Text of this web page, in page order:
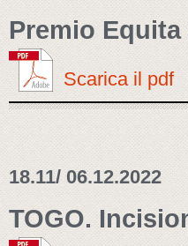
Premio Equita
Scarica il pdf
18.11/ 06.12.2022
TOGO.